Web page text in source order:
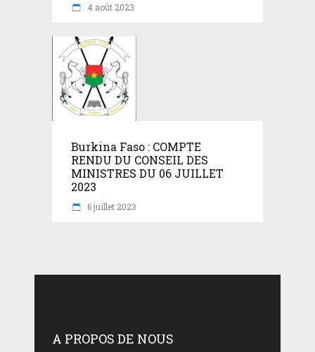
4 août 2023
Burkina Faso : COMPTE
RENDU DU CONSEIL DES
MINISTRES DU 06 JUILLET
2023
6 juillet 2023
A PROPOS DE NOUS